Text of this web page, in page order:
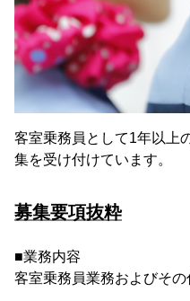
客室乗務員として1年以上
集を受け付けています。
募集要項抜粋
■業務内容
客室乗務員業務およびその